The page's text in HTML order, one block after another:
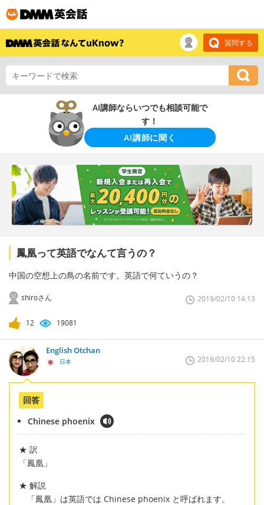
質問する
AI講師ならいつでも相談可能で
す！
AI講師に聞く
鳳凰って英語でなんて言うの？
中国の空想上の鳥の名前です。英語で何ていうの？
shiroさん 2019/02/10 14:13
12 19081
English Otchan
日本 2019/02/10 22:15
回答
Chinese phoenix
★ 訳
「鳳凰」
★ 解説
「鳳凰」は英語では Chinese phoenix と呼ばれます。